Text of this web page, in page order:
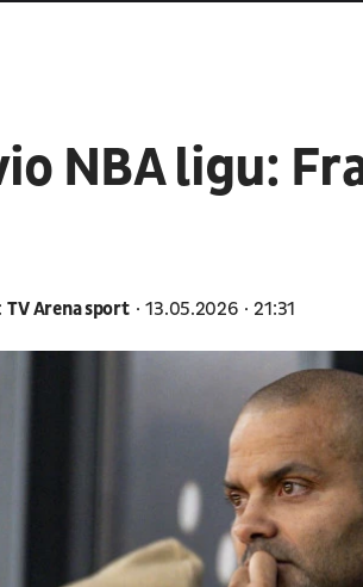
NBA ligu:
TV Arena sport 13.05.2026 21:31